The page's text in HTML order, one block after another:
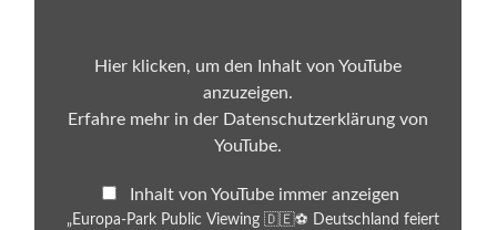
Deutschland
gegen
Hier klicken, um den Inhalt von YouTube
anzuzeigen.
Erfahre mehr in der Datenschutzerklärung von
YouTube.
Inhalt von YouTube immer anzeigen
„Europa-Park Public Viewing 🇩🇪⚽ Deutschland feiert